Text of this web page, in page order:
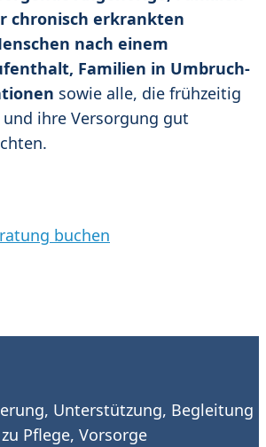
chronisch erkrankten
nach einem
Familien in Umbruch-
sowie alle, die frühzeitig
ihre Versorgung gut
buchen
Unterstützung, Begleitung
Pflege, Vorsorge